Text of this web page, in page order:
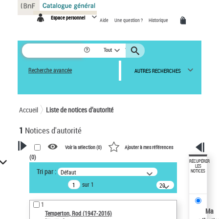
Espace personnel Aide Une question ? Historique
Tout
Recherche avancée AUTRES RECHERCHES
Accueil Liste de notices d’autorité
1 Notices d'autorité
VOTRE RECHERCHE
Recherche avancée dans les
notices d’autorité
Œuvres liées à l'auteur :
Temperton, Rod (1947-2016)
Voir la sélection (0) Ajouter à mes références
(0)
Tri par : Défaut
sur 1
20
résultats/page
1
Temperton, Rod (1947-2016)
RÉCUPÉRER
LES
NOTICES
Ma
Panneau de gestion des cookies